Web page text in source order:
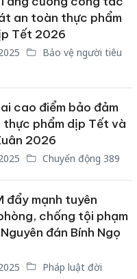
an toàn thực phẩm
Tết 2026
Bảo vệ người tiêu
cao điểm bảo đảm
thực phẩm dịp Tết và
2026
Chuyển động 389
đẩy mạnh tuyên
chống tội phạm
đán Bính Ngọ
Pháp luật đời